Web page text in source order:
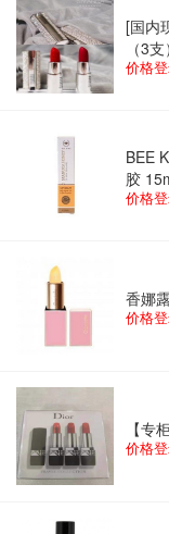
[国内
（3支）
价格
BEE
胶
价格
香娜
价格
【专
价格